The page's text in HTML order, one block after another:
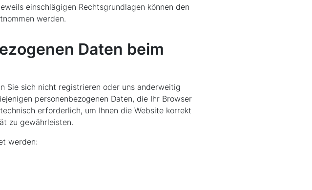
einschlägigen Rechtsgrundlagen können den
werden.
Daten beim
Sie sich nicht registrieren oder uns anderweitig
personenbezogenen Daten, die Ihr Browser
erforderlich, um Ihnen die Website korrekt
zu gewährleisten.
werden: